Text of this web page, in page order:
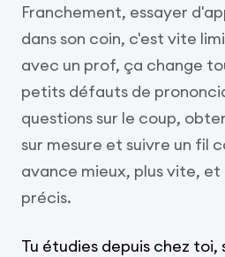
Franchement, essayer
dans son coin, c'est vite
avec un prof, ça change
petits défauts de
questions sur le coup,
sur mesure et suivre un fil
avance mieux, plus vite,
précis.
Tu étudies depuis chez toi,